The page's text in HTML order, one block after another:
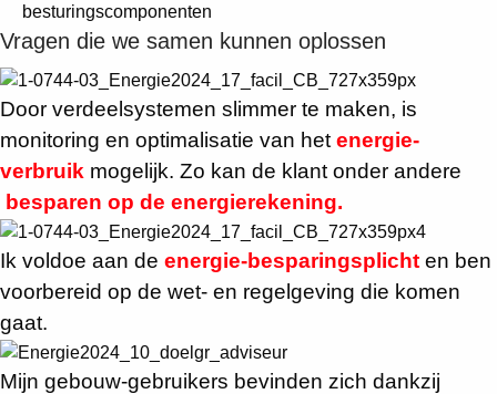
besturingscomponenten
Vragen die we samen kunnen oplossen
Door verdeelsystemen slimmer te maken, is
monitoring en optimalisatie van hetenergie-
verbruik mogelijk. Zo kan de klant onder andere
besparen op de energierekening.
Ik voldoe aan de energie-besparingsplicht en ben
voorbereid op de wet- en regelgeving die komen
gaat.
Mijn gebouw-gebruikers bevinden zich dankzij